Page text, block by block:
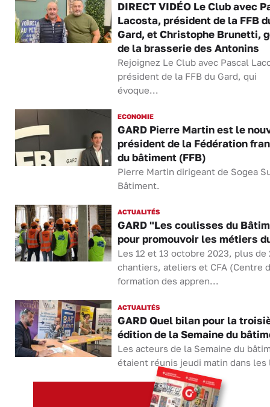
DIRECT VIDÉO Le Club avec
Lacosta, président de la FFB
Gard, et Christophe Brunetti,
de la brasserie des Antonins
Rejoignez Le Club avec Pascal
président de la FFB du Gard, qui
évoque...
ECONOMIE
GARD Pierre Martin est le
président de la Fédération
du bâtiment (FFB)
Pierre Martin dirigeant de Sogea
Bâtiment.
ACTUALITÉS
GARD "Les coulisses du
pour promouvoir les métiers
Les 12 et 13 octobre 2023, plus de
chantiers, ateliers et CFA (Centre
formation des appren...
ACTUALITÉS
GARD Quel bilan pour la
édition de la Semaine du
Les acteurs de la Semaine du
étaient réunis jeudi matin dans les